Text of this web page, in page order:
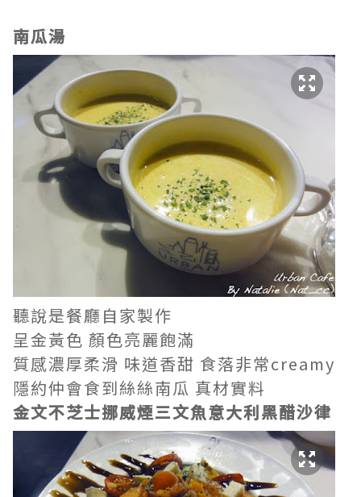
南瓜湯
聽說是餐廳自家製作
呈金黃色 顏色亮麗飽滿
質感濃厚柔滑 味道香甜 食落非常creamy
隱約仲會食到絲絲南瓜 真材實料
金文不芝士挪威煙三文魚意大利黑醋沙律